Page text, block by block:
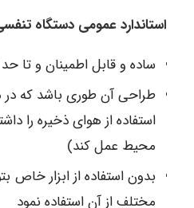
استاندارد عمومی دستگاه
ساده و قابل اطمینان و تا
طراحی آن طوری باشد که
استفاده از هوای ذخیره را
محیط عمل کند)
بدون استفاده از ابزار خاص
مختلف از آن استفاده نمود